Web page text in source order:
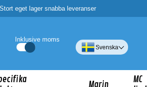
Stort eget lager snabba leveranser
Inklusive moms
Svenska
Marin
MC